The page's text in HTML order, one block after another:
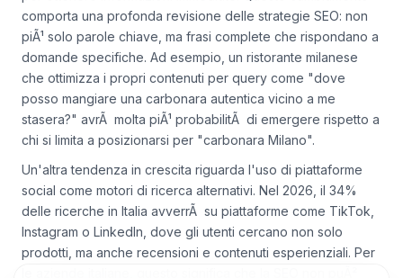
comporta una profonda revisione delle strategie SEO: non
piÃ¹ solo parole chiave, ma frasi complete che rispondano a
domande specifiche. Ad esempio, un ristorante milanese
che ottimizza i propri contenuti per query come "dove
posso mangiare una carbonara autentica vicino a me
stasera?" avrÃ molta piÃ¹ probabilitÃ di emergere rispetto a
chi si limita a posizionarsi per "carbonara Milano".
Un'altra tendenza in crescita riguarda l'uso di piattaforme
social come motori di ricerca alternativi. Nel 2026, il 34%
delle ricerche in Italia avverrÃ su piattaforme come TikTok,
Instagram o LinkedIn, dove gli utenti cercano non solo
prodotti, ma anche recensioni e contenuti esperienziali. Per